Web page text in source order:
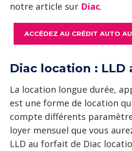
notre article sur Diac.
ACCÉDEZ AU CRÉDIT AUTO
Diac location :
La location longue durée,
est une forme de location
compte différents
loyer mensuel que vous
LLD au forfait de Diac